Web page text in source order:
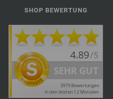
SHOP BEWERTUNG